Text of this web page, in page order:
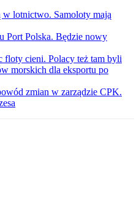
w lotnictwo. Samoloty mają
Port Polska. Będzie nowy
floty cieni. Polacy też tam byli
morskich dla eksportu po
zmian w zarządzie CPK.